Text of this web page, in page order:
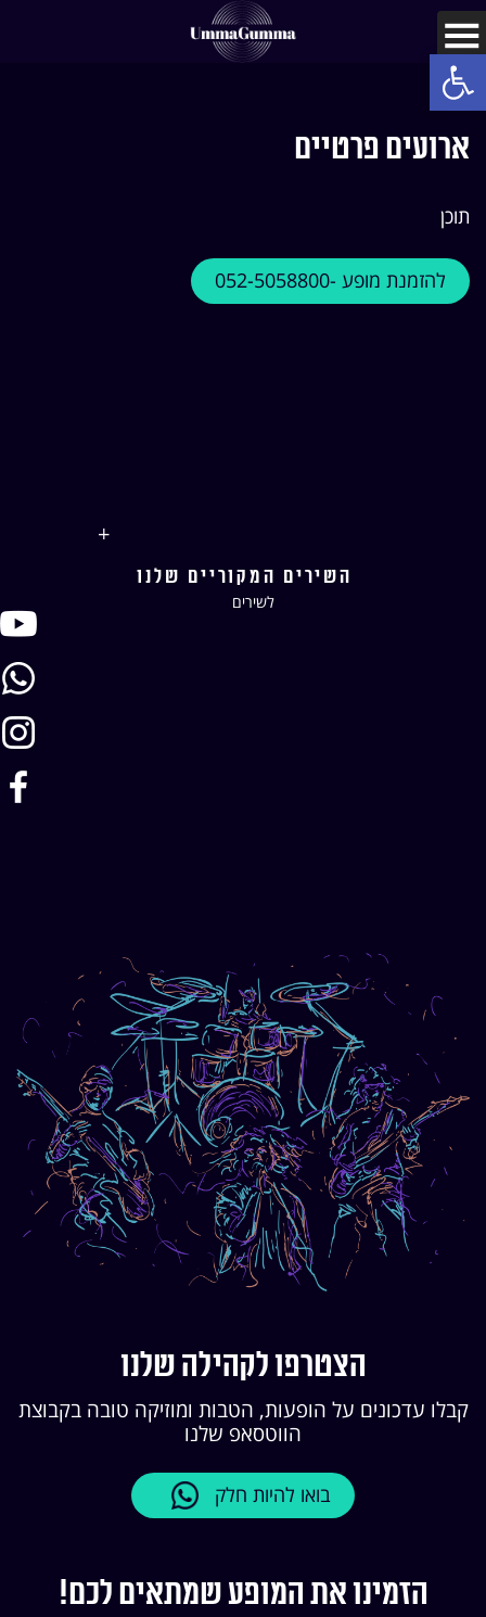
ארועים פרטיים
תוכן
להזמנת מופע -052-5058800
+
השירים המקוריים שלנו
לשירים
הזמינו את המופע שמתאים לכם!
הצטרפו לקהילה שלנו
קבלו עדכונים על הופעות, הטבות ומוזיקה טובה בקבוצת
הווטסאפ שלנו
בואו להיות חלק
Open toolbar